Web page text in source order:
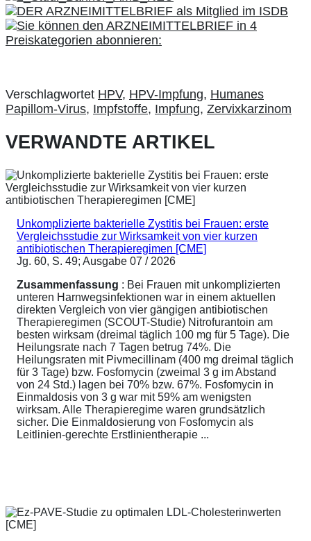
Verschlagwortet HPV, HPV-Impfung, Humanes
Papillom-Virus, Impfstoffe, Impfung, Zervixkarzinom
VERWANDTE ARTIKEL
Unkomplizierte bakterielle Zystitis bei Frauen: erste
Vergleichsstudie zur Wirksamkeit von vier kurzen
antibiotischen Therapieregimen [CME]
Jg. 60, S. 49; Ausgabe 07 / 2026
Zusammenfassung : Bei Frauen mit unkomplizierten
unteren Harnwegsinfektionen war in einem aktuellen
direkten Vergleich von vier gängigen antibiotischen
Therapieregimen (SCOUT-Studie) Nitrofurantoin am
besten wirksam (dreimal täglich 100 mg für 5 Tage). Die
Heilungsrate nach 7 Tagen betrug 74%. Die
Heilungsraten mit Pivmecillinam (400 mg dreimal täglich
für 3 Tage) bzw. Fosfomycin (zweimal 3 g im Abstand
von 24 Std.) lagen bei 70% bzw. 67%. Fosfomycin in
Einmaldosis von 3 g war mit 59% am wenigsten
wirksam. Alle Therapieregime waren grundsätzlich
sicher. Die Einmaldosierung von Fosfomycin als
Leitlinien-gerechte Erstlinientherapie ...